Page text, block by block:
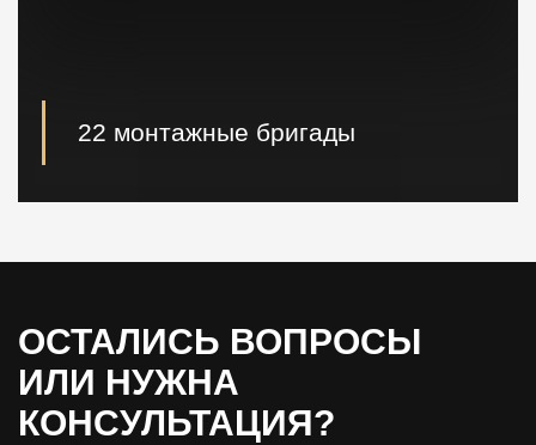
22 монтажные бригады
ОСТАЛИСЬ ВОПРОСЫ
ИЛИ НУЖНА
КОНСУЛЬТАЦИЯ?